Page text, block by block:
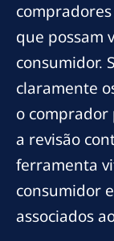
que possam
consumidor.
claramente
o comprador
a revisão
ferramenta
consumidor
associados